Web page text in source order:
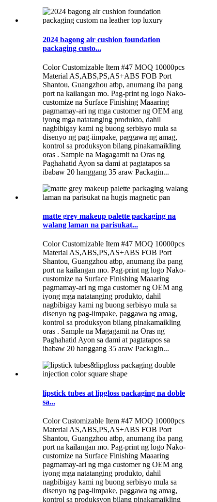
2024 bagong air cushion foundation
packaging custo...
Color Customizable Item #47 MOQ 10000pcs
Material AS,ABS,PS,AS+ABS FOB Port
Shantou, Guangzhou atbp, anumang iba pang
port na kailangan mo. Pag-print ng logo Nako-
customize na Surface Finishing Maaaring
pagmamay-ari ng mga customer ng OEM ang
iyong mga natatanging produkto, dahil
nagbibigay kami ng buong serbisyo mula sa
disenyo ng pag-iimpake, paggawa ng amag,
kontrol sa produksyon bilang pinakamaikling
oras . Sample na Magagamit na Oras ng
Paghahatid Ayon sa dami at pagtatapos sa
ibabaw 20 hanggang 35 araw Packagin...
matte grey makeup palette packaging na
walang laman na parisukat...
Color Customizable Item #47 MOQ 10000pcs
Material AS,ABS,PS,AS+ABS FOB Port
Shantou, Guangzhou atbp, anumang iba pang
port na kailangan mo. Pag-print ng logo Nako-
customize na Surface Finishing Maaaring
pagmamay-ari ng mga customer ng OEM ang
iyong mga natatanging produkto, dahil
nagbibigay kami ng buong serbisyo mula sa
disenyo ng pag-iimpake, paggawa ng amag,
kontrol sa produksyon bilang pinakamaikling
oras . Sample na Magagamit na Oras ng
Paghahatid Ayon sa dami at pagtatapos sa
ibabaw 20 hanggang 35 araw Packagin...
lipstick tubes at lipgloss packaging na doble
sa...
Color Customizable Item #47 MOQ 10000pcs
Material AS,ABS,PS,AS+ABS FOB Port
Shantou, Guangzhou atbp, anumang iba pang
port na kailangan mo. Pag-print ng logo Nako-
customize na Surface Finishing Maaaring
pagmamay-ari ng mga customer ng OEM ang
iyong mga natatanging produkto, dahil
nagbibigay kami ng buong serbisyo mula sa
disenyo ng pag-iimpake, paggawa ng amag,
kontrol sa produksyon bilang pinakamaikling